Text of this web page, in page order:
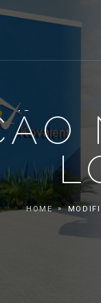
HOME